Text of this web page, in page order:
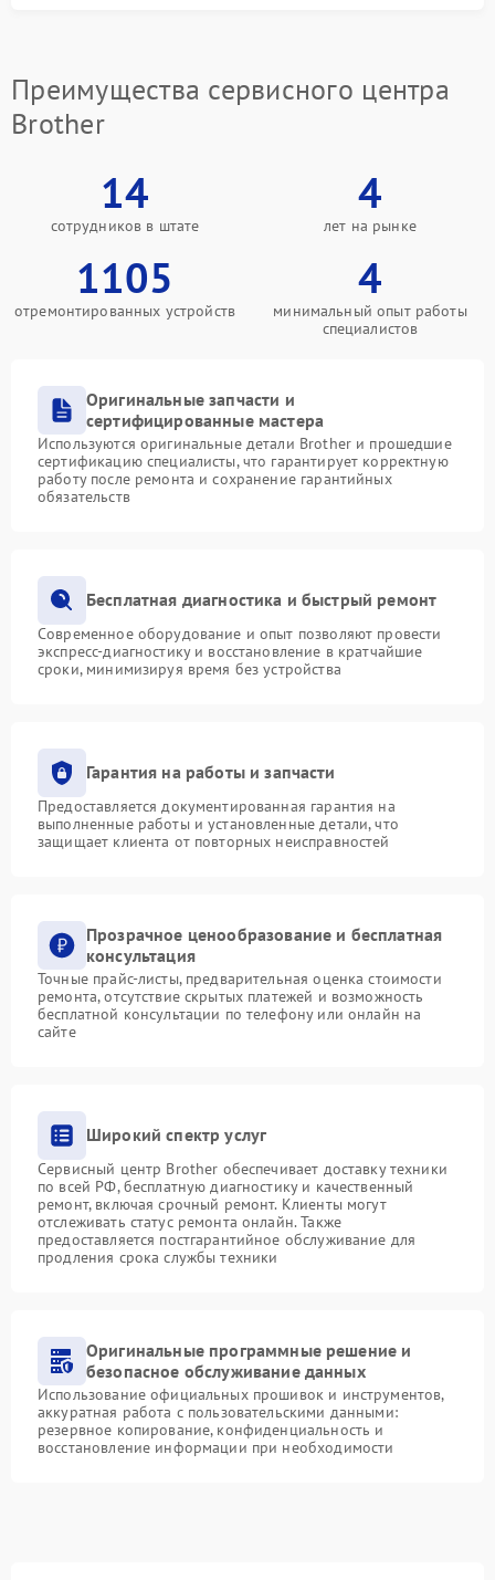
Преимущества сервисного центра
Brother
14
сотрудников в штате
4
лет на рынке
1105
отремонтированных устройств
4
минимальный опыт работы
специалистов
Оригинальные запчасти и
сертифицированные мастера
Используются оригинальные детали Brother и прошедшие
сертификацию специалисты, что гарантирует корректную
работу после ремонта и сохранение гарантийных
обязательств
Бесплатная диагностика и быстрый ремонт
Современное оборудование и опыт позволяют провести
экспресс-диагностику и восстановление в кратчайшие
сроки, минимизируя время без устройства
Гарантия на работы и запчасти
Предоставляется документированная гарантия на
выполненные работы и установленные детали, что
защищает клиента от повторных неисправностей
Прозрачное ценообразование и бесплатная
консультация
Точные прайс-листы, предварительная оценка стоимости
ремонта, отсутствие скрытых платежей и возможность
бесплатной консультации по телефону или онлайн на
сайте
Широкий спектр услуг
Сервисный центр Brother обеспечивает доставку техники
по всей РФ, бесплатную диагностику и качественный
ремонт, включая срочный ремонт. Клиенты могут
отслеживать статус ремонта онлайн. Также
предоставляется постгарантийное обслуживание для
продления срока службы техники
Оригинальные программные решение и
безопасное обслуживание данных
Использование официальных прошивок и инструментов,
аккуратная работа с пользовательскими данными:
резервное копирование, конфиденциальность и
восстановление информации при необходимости